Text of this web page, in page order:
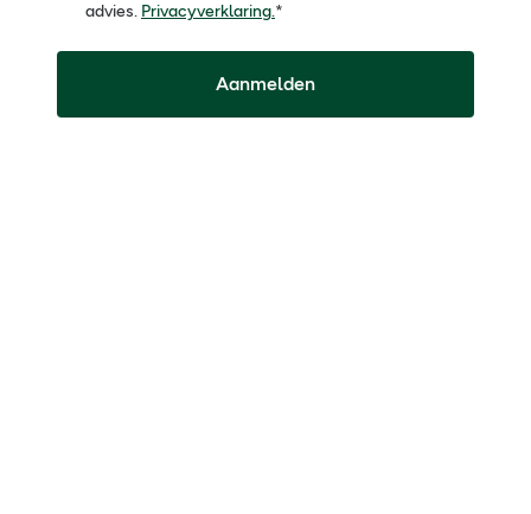
advies. Privacyverklaring.*
Aanmelden